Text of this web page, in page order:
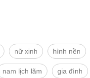
nữ xinh hình nền
nam lịch lãm gia đình